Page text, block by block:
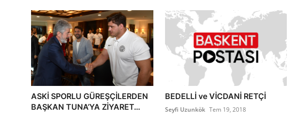
ASKİ SPORLU GÜREŞÇİLERDEN
BAŞKAN TUNA’YA ZİYARET…
BEDELLİ ve VİCDANİ RETÇİ
Seyfi Uzunkök Tem 19, 2018